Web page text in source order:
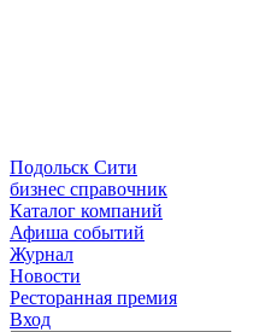
Подольск Сити
бизнес справочник
Каталог компаний
Афиша событий
Журнал
Новости
Ресторанная премия
Вход